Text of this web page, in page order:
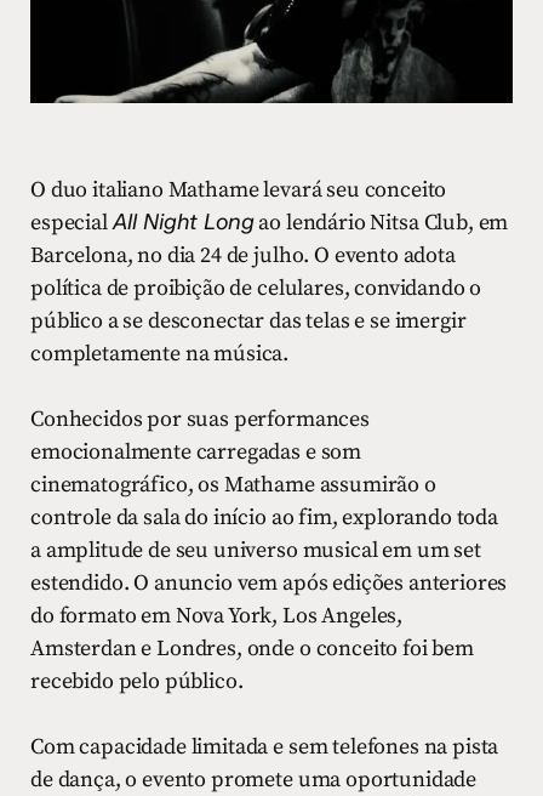
O duo italiano Mathame levará seu conceito
especialAll Night Longao lendário Nitsa Club, em
Barcelona, no dia 24 de julho. O evento adota
política de proibição de celulares, convidando o
público a se desconectar das telas e se imergir
completamente na música.
Conhecidos por suas performances
emocionalmente carregadas e som
cinematográfico, os Mathame assumirão o
controle da sala do início ao fim, explorando toda
a amplitude de seu universo musical em um set
estendido. O anuncio vem após edições anteriores
do formato em Nova York, Los Angeles,
Amsterdan e Londres, onde o conceito foi bem
recebido pelo público.
Com capacidade limitada e sem telefones na pista
de dança, o evento promete uma oportunidade